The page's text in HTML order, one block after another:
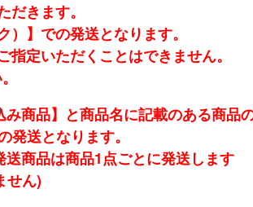
きます。
】での発送となります。
定いただくことはできません。
商品】と商品名に記載のある商品
送となります。
商品は商品1点ごとに発送します
せん)